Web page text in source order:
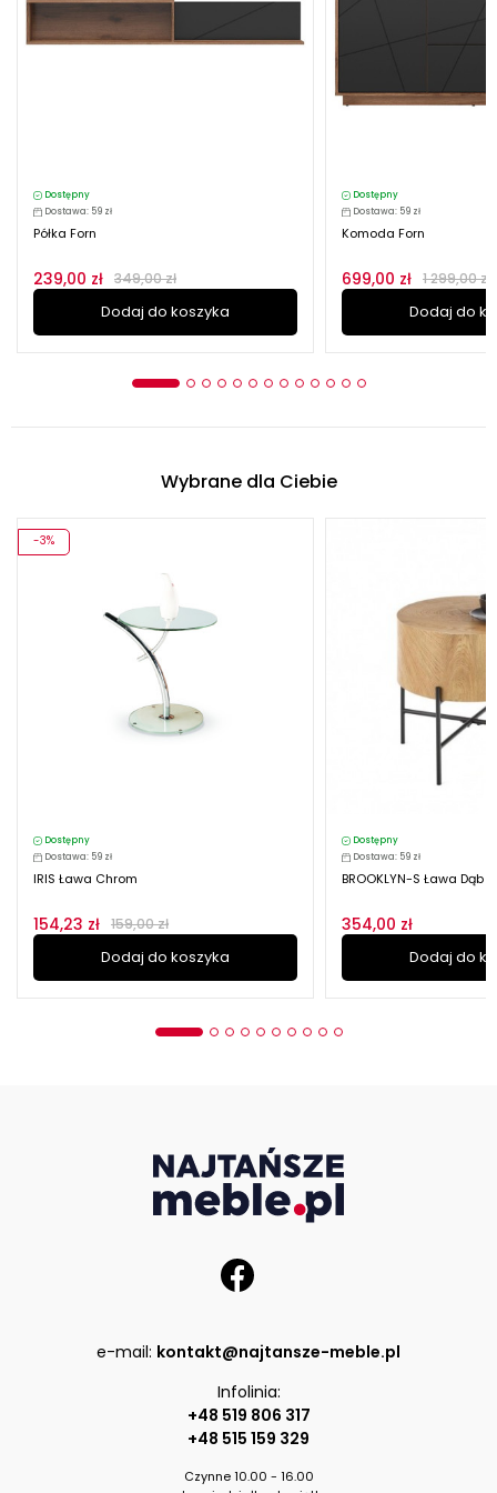
Dostępny
Dostawa: 59 zł
Półka Forn
239,00 zł 349,00 zł
Dodaj do koszyka
Dostępny
Dostawa: 59 zł
Komoda Forn
699,00 zł 1 299,00 zł
Dodaj do
Wybrane dla Ciebie
Dostępny
Dostawa: 59 zł
IRIS Ława Chrom
154,23 zł 159,00 zł
Dodaj do koszyka
-3%
Dostępny
Dostawa: 59 zł
BROOKLYN-S Ława
354,00 zł
Dodaj do
e-mail: kontakt@najtansze-meble.pl
Infolinia:
+48 519 806 317
+48 515 159 329
Czynne 10.00 - 16.00